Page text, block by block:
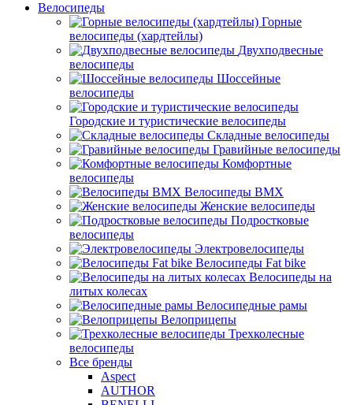
Велосипеды
Горные
велосипеды (хардтейлы)
Двухподвесные
велосипеды
Шоссейные
велосипеды
Городские и туристические велосипеды
Складные велосипеды
Гравийные велосипеды
Комфортные
велосипеды
Велосипеды BMX
Женские велосипеды
Подростковые
велосипеды
Электровелосипеды
Велосипеды Fat bike
Велосипеды на
литых колесах
Велосипедные рамы
Велоприцепы
Трехколесные
велосипеды
Все бренды
Aspect
AUTHOR